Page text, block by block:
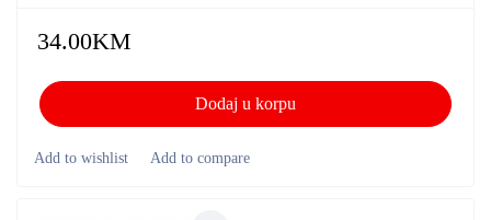
34.00KM
Dodaj u korpu